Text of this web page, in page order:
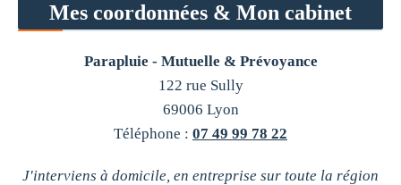
Mes coordonnées & Mon cabinet
Parapluie - Mutuelle & Prévoyance
122 rue Sully
69006 Lyon
Téléphone : 07 49 99 78 22
J'interviens à domicile, en entreprise sur toute la région